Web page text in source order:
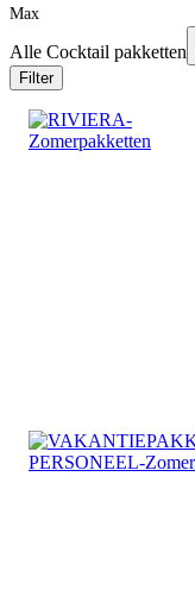
Max
Alle Cocktail pakketten
Filter